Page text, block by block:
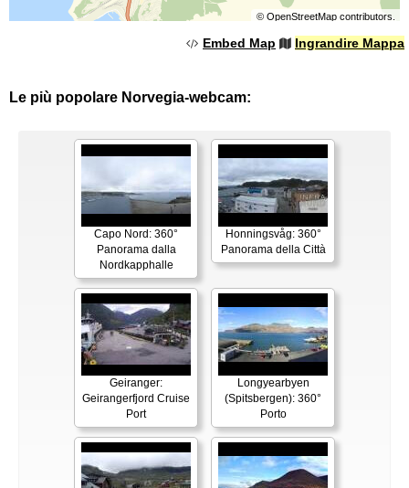
© OpenStreetMapcontributors.
Embed Map Ingrandire Mappa
Le più popolare Norvegia-webcam:
Capo Nord: 360°
Panorama dalla
Nordkapphalle
Honningsvåg: 360°
Panorama della Città
Geiranger:
Geirangerfjord Cruise
Port
Longyearbyen
(Spitsbergen): 360°
Porto